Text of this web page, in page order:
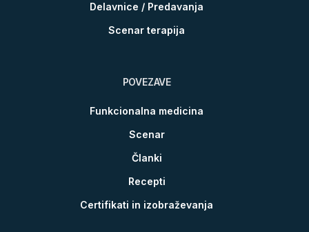
Delavnice / Predavanja
Scenar terapija
POVEZAVE
Funkcionalna medicina
Scenar
Članki
Recepti
Certifikati in izobraževanja